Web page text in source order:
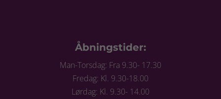
Åbningstider:
Man-Torsdag: Fra 9.30- 17.30
Fredag: Kl. 9.30-18.00
Lørdag: Kl. 9.30- 14.00